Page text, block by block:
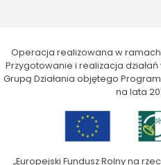
Operacja realizowana w ramach
Przygotowanie i realizacja
Grupą Działania objętego
na lata
„Europejski Fundusz Rolny na